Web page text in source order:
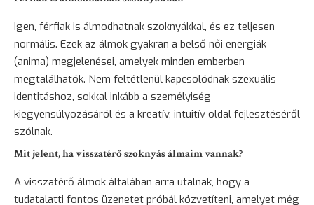
Igen, férfiak is álmodhatnak szoknyákkal, és ez teljesen
normális. Ezek az álmok gyakran a belső női energiák
(anima) megjelenései, amelyek minden emberben
megtalálhatók. Nem feltétlenül kapcsolódnak szexuális
identitáshoz, sokkal inkább a személyiség
kiegyensúlyozásáról és a kreatív, intuitív oldal fejlesztéséről
szólnak.
Mit jelent, ha visszatérő szoknyás álmaim vannak?
A visszatérő álmok általában arra utalnak, hogy a
tudatalatti fontos üzenetet próbál közvetíteni, amelyet még